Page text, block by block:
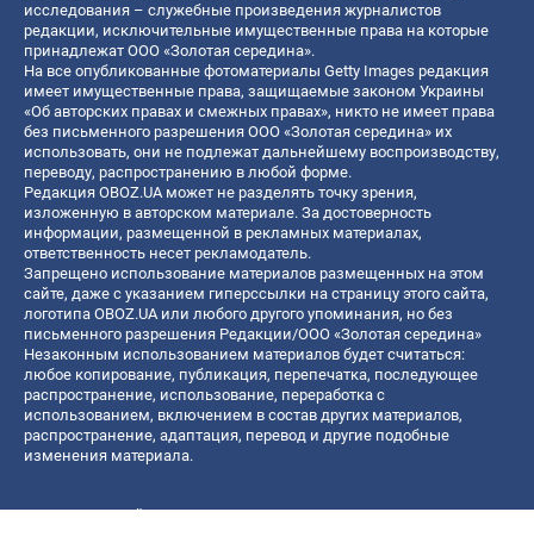
исследования – служебные произведения журналистов
редакции, исключительные имущественные права на которые
принадлежат ООО «Золотая середина».
На все опубликованные фотоматериалы Getty Images редакция
имеет имущественные права, защищаемые законом Украины
«Об авторских правах и смежных правах», никто не имеет права
без письменного разрешения ООО «Золотая середина» их
использовать, они не подлежат дальнейшему воспроизводству,
переводу, распространению в любой форме.
Редакция OBOZ.UA может не разделять точку зрения,
изложенную в авторском материале. За достоверность
информации, размещенной в рекламных материалах,
ответственность несет рекламодатель.
Запрещено использование материалов размещенных на этом
сайте, даже с указанием гиперссылки на страницу этого сайта,
логотипа OBOZ.UA или любого другого упоминания, но без
письменного разрешения Редакции/ООО «Золотая середина»
Незаконным использованием материалов будет считаться:
любое копирование, публикация, перепечатка, последующее
распространение, использование, переработка с
использованием, включением в состав других материалов,
распространение, адаптация, перевод и другие подобные
изменения материала.
Название онлайн медиа — «OBOZ.UA»